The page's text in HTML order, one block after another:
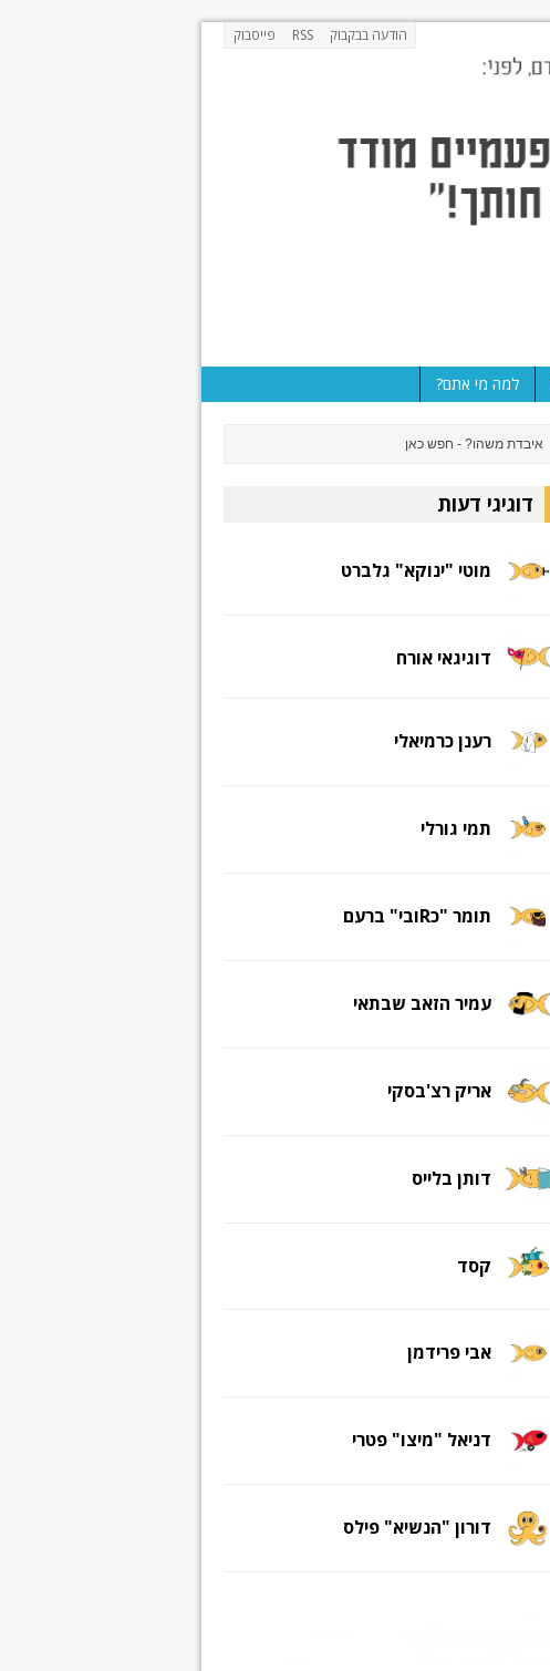
הודעה בבקבוק RSS פייסבוק
למה מי אתם?
דוגיגי דעות
מוטי "ינוקא" גלברט
דוגיגאי אורח
רענן כרמיאלי
תמי גורלי
תומר "כRובי" ברעם
עמיר הזאב שבתאי
אריק רצ'בסקי
דותן בלייס
קסד
אבי פרידמן
דניאל "מיצו" פטרי
דורון "הנשיא" פילס